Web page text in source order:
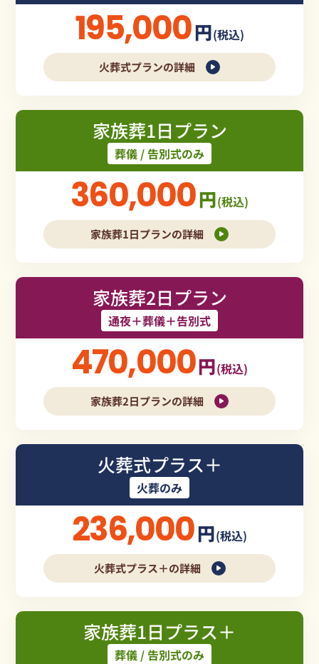
195,000円(税込)
火葬式プランの詳細
家族葬1日プラン
葬儀 / 告別式のみ
360,000円(税込)
家族葬1日プランの詳細
家族葬2日プラン
通夜＋葬儀＋告別式
470,000円(税込)
家族葬2日プランの詳細
火葬式プラス＋
火葬のみ
236,000円(税込)
火葬式プラス＋の詳細
家族葬1日プラス＋
葬儀 / 告別式のみ